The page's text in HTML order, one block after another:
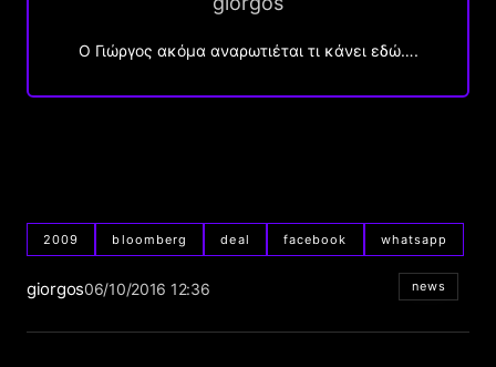
Ο Γιώργος ακόμα αναρωτιέται τι κάνει εδώ….
2009 bloomberg deal facebook whatsapp
giorgos06/10/2016 12:36 news